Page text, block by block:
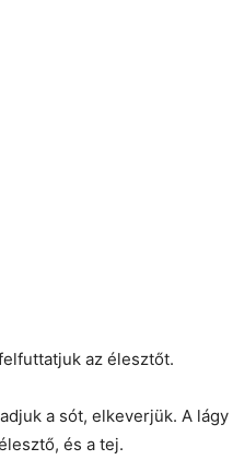
az élesztőt.
a sót, elkeverjük. A
és a tej.